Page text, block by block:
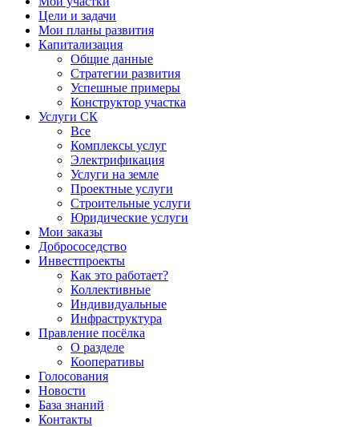
Цели и задачи
Мои планы развития
Капитализация
Общие данные
Стратегии развития
Успешные примеры
Конструктор участка
Услуги СК
Все
Комплексы услуг
Электрификация
Услуги на земле
Проектные услуги
Строительные услуги
Юридические услуги
Мои заказы
Добрососедство
Инвестпроекты
Как это работает?
Коллективные
Индивидуальные
Инфраструктура
Правление посёлка
О разделе
Кооперативы
Голосования
Новости
База знаний
Контакты